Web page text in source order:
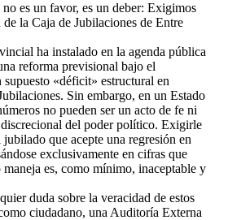
es un favor, es un deber: Exigimos
la Caja de Jubilaciones de Entre
ha instalado en la agenda pública
reforma previsional bajo el
supuesto «déficit» estructural en
Sin embargo, en un Estado
no pueden ser un acto de fe ni
del poder político. Exigirle
que acepte una regresión en
exclusivamente en cifras que
es, como mínimo, inaceptable y
duda sobre la veracidad de estos
ciudadano, una Auditoría Externa